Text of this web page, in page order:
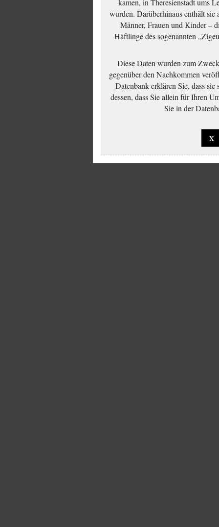
wurden. Darüberhinaus enthält
Männer, Frauen und Kinder –
Häftlinge des sogenannten
Diese Daten wurden zum
gegenüber den Nachkommen
Datenbank erklären Sie, dass sie
dessen, dass Sie allein für Ihren
Sie in der
X